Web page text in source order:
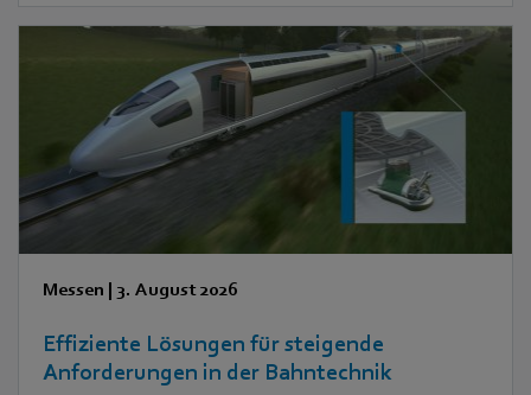
Messen | 3. August 2026
Effiziente Lösungen für steigende
Anforderungen in der Bahntechnik